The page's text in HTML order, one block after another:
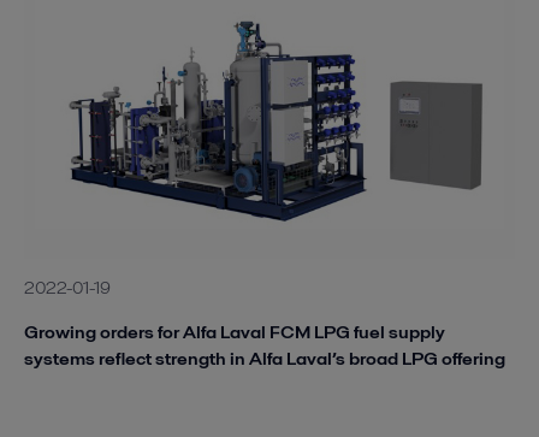
2022-01-19
Growing orders for Alfa Laval FCM LPG fuel supply
systems reflect strength in Alfa Laval’s broad LPG offering